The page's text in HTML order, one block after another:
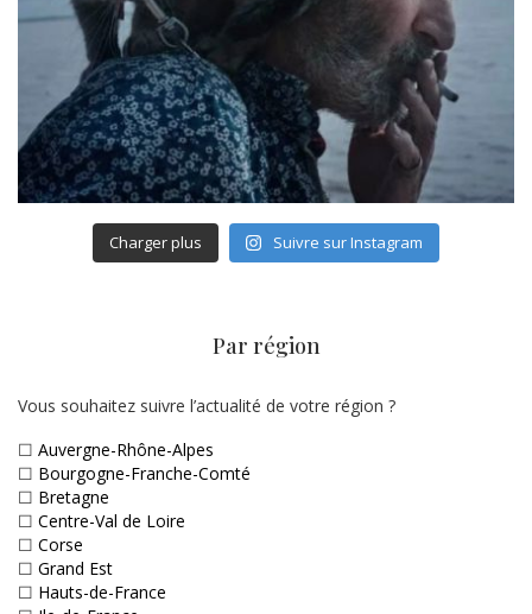
Charger plus Suivre sur Instagram
Par région
Vous souhaitez suivre l’actualité de votre région ?
☐ Auvergne-Rhône-Alpes
☐ Bourgogne-Franche-Comté
☐ Bretagne
☐ Centre-Val de Loire
☐ Corse
☐ Grand Est
☐ Hauts-de-France